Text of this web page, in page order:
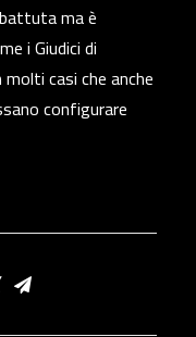
ma è
i Giudici di
casi che anche
configurare